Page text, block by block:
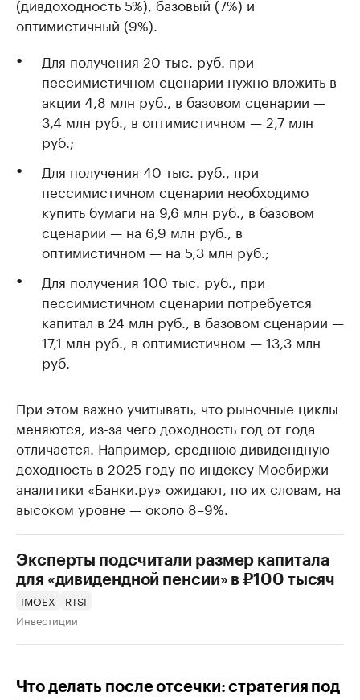
(дивдоходность 5%), базовый (7%) и
оптимистичный (9%).
Для получения 20 тыс. руб. при
пессимистичном сценарии нужно вложить в
акции 4,8 млн руб., в базовом сценарии —
3,4 млн руб., в оптимистичном — 2,7 млн
руб.;
Для получения 40 тыс. руб., при
пессимистичном сценарии необходимо
купить бумаги на 9,6 млн руб., в базовом
сценарии — на 6,9 млн руб., в
оптимистичном — на 5,3 млн руб.;
Для получения 100 тыс. руб., при
пессимистичном сценарии потребуется
капитал в 24 млн руб., в базовом сценарии —
17,1 млн руб., в оптимистичном — 13,3 млн
руб.
При этом важно учитывать, что рыночные циклы
меняются, из-за чего доходность год от года
отличается. Например, среднюю дивидендную
доходность в 2025 году по индексу Мосбиржи
аналитики «Банки.ру» ожидают, по их словам, на
высоком уровне — около 8–9%.
Эксперты подсчитали размер капитала
для «дивидендной пенсии» в ₽100 тысяч
IMOEX
RTSI
Инвестиции
Что делать после отсечки: стратегия под